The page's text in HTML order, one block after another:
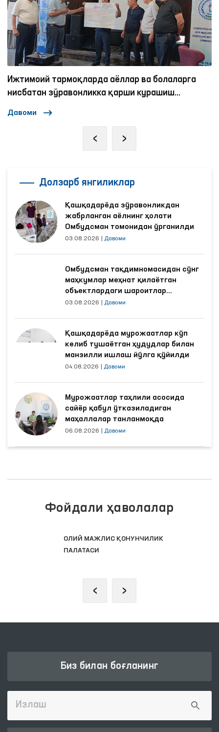
Ижтимоий тармоқларда аёллар ва болаларга
нисбатан зўравонликка қарши курашиш
Давоми
‹ ›
Долзарб янгиликлар
Қашқадарёда зўравонликдан
жабрланган аёлнинг ҳолати
Омбудсман томонидан ўрганилди
03.08.2026 Давоми
Омбудсман тақдимномасидан сўнг
маҳкумлар меҳнат қилаётган
объектлардаги шароитлар
яхшиланди
03.08.2026 Давоми
Қашқадарёда мурожаатлар кўп
келиб тушаётган ҳудудлар билан
манзилли ишлаш йўлга қўйилди
04.08.2026 Давоми
Мурожаатлар таҳлили асосида
сайёр қабул ўтказиладиган
маҳаллалар танланмоқда
06.08.2026 Давоми
Фойдали ҳаволалар
ОЛИЙ МАЖЛИС ҚОНУНЧИЛИК
ПАЛАТАСИ
‹ ›
Биз билан боғланинг